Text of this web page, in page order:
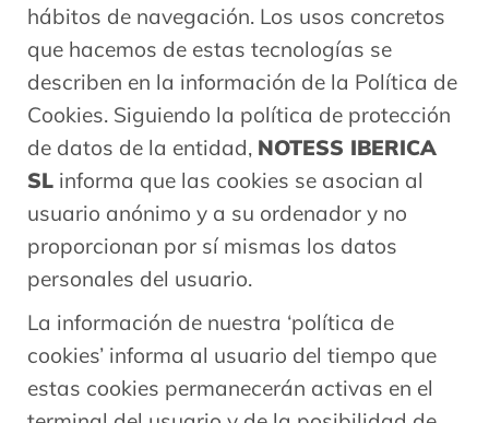
hábitos de navegación. Los usos concretos
que hacemos de estas tecnologías se
describen en la información de la Política de
Cookies. Siguiendo la política de protección
de datos de la entidad, NOTESS IBERICA
SL informa que las cookies se asocian al
usuario anónimo y a su ordenador y no
proporcionan por sí mismas los datos
personales del usuario.
La información de nuestra ‘política de
cookies’ informa al usuario del tiempo que
estas cookies permanecerán activas en el